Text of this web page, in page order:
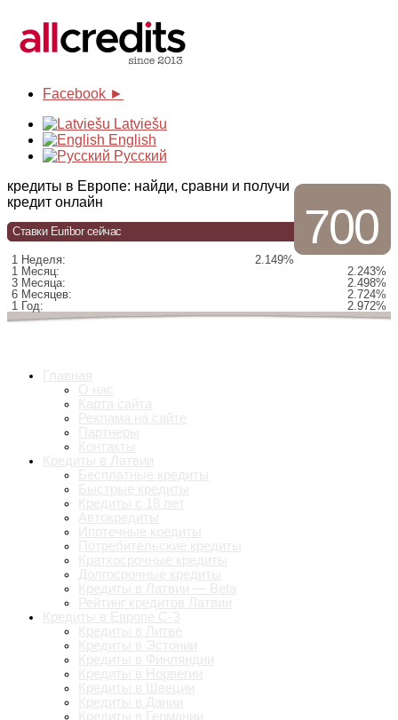
Facebook ►
Latviešu
English
Русский
700
кредиты в Европе: найди, сравни и получи
кредит онлайн
Ставки Euribor сейчас
1 Неделя:
2.149%
1 Месяц:
2.243%
3 Месяца:
2.498%
6 Месяцев:
2.724%
1 Год:
2.972%